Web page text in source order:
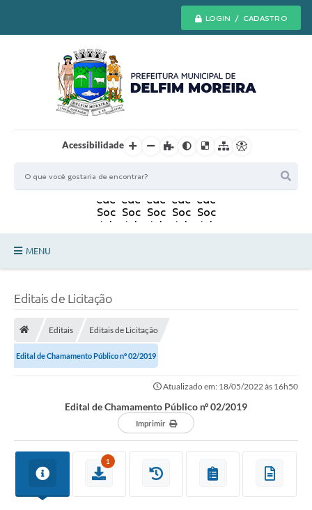
LOGIN / CADASTRO
Acessibilidade
MENU
Defesa Civil
AQUI TEM SEBRAE
Editais de Licitação
Editais Editais de Licitação
Edital de Chamamento Público nº 02/2019
Atualizado em: 18/05/2022 às 16h50
Edital de Chamamento Público nº 02/2019
Imprimir
1